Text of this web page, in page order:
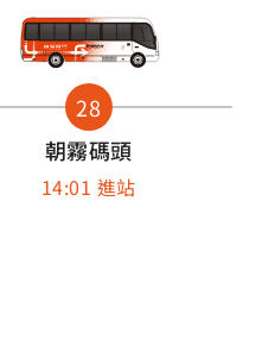
28
朝霧碼頭
14:01 進站